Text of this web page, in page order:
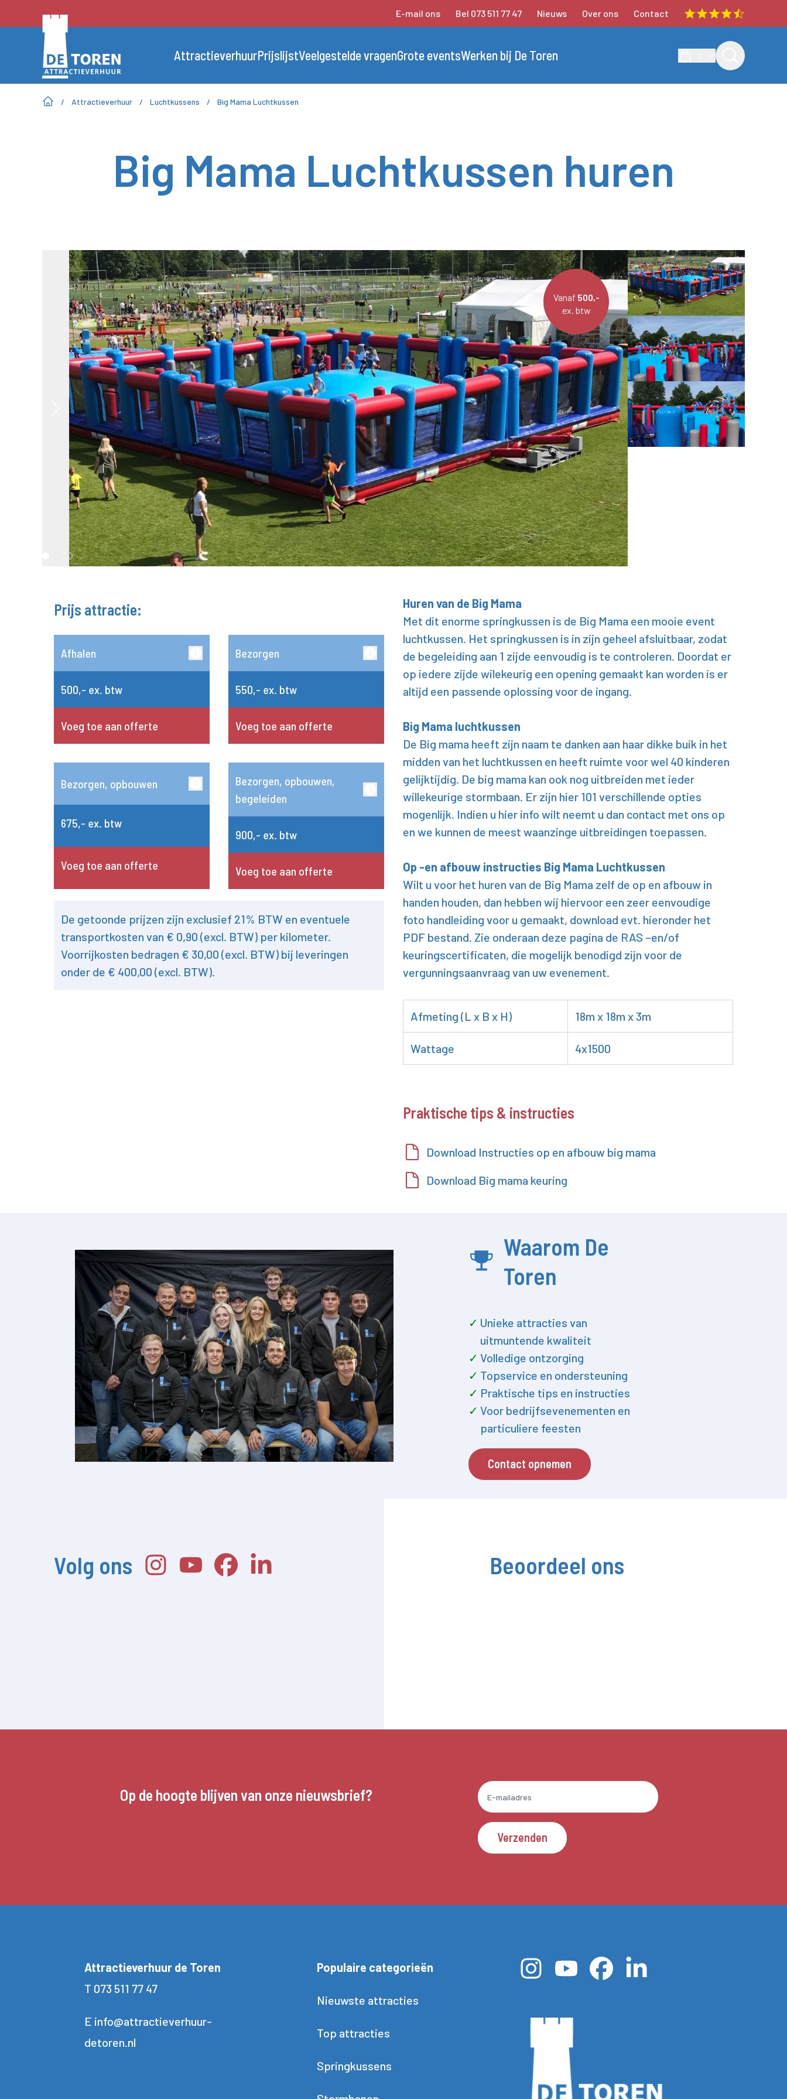
E-mail ons Bel 073 511 77 47 Nieuws Over ons Contact
AttractieverhuurPrijslijstVeelgestelde vragenGrote eventsWerken bij De Toren
/ Attractieverhuur / Luchtkussens / Big Mama Luchtkussen
Big Mama Luchtkussen huren
Vanaf 500,-
ex. btw
Prijs attractie:
Afhalen
500,- ex. btw
Voeg toe aan offerte
Bezorgen
550,- ex. btw
Voeg toe aan offerte
Bezorgen, opbouwen
675,- ex. btw
Voeg toe aan offerte
Bezorgen, opbouwen,
begeleiden
900,- ex. btw
Voeg toe aan offerte
De getoonde prijzen zijn exclusief 21% BTW en eventuele
transportkosten van € 0,90 (excl. BTW) per kilometer.
Voorrijkosten bedragen € 30,00 (excl. BTW) bij leveringen
onder de € 400,00 (excl. BTW).
Huren van de Big Mama
Met dit enorme springkussen is de Big Mama een mooie event
luchtkussen. Het springkussen is in zijn geheel afsluitbaar, zodat
de begeleiding aan 1 zijde eenvoudig is te controleren. Doordat er
op iedere zijde wilekeurig een opening gemaakt kan worden is er
altijd een passende oplossing voor de ingang.
Big Mama luchtkussen
De Big mama heeft zijn naam te danken aan haar dikke buik in het
midden van het luchtkussen en heeft ruimte voor wel 40 kinderen
gelijktijdig. De big mama kan ook nog uitbreiden met ieder
willekeurige stormbaan. Er zijn hier 101 verschillende opties
mogenlijk. Indien u hier info wilt neemt u dan contact met ons op
en we kunnen de meest waanzinge uitbreidingen toepassen.
Op -en afbouw instructies Big Mama Luchtkussen
Wilt u voor het huren van de Big Mama zelf de op en afbouw in
handen houden, dan hebben wij hiervoor een zeer eenvoudige
foto handleiding voor u gemaakt, download evt. hieronder het
PDF bestand. Zie onderaan deze pagina de RAS –en/of
keuringscertificaten, die mogelijk benodigd zijn voor de
vergunningsaanvraag van uw evenement.
Afmeting (L x B x H) 18m x 18m x 3m
Wattage 4x1500
Praktische tips & instructies
Download Instructies op en afbouw big mama
Download Big mama keuring
Waarom De
Toren
Unieke attracties van
uitmuntende kwaliteit
Volledige ontzorging
Topservice en ondersteuning
Praktische tips en instructies
Voor bedrijfsevenementen en
particuliere feesten
Contact opnemen
Volg ons Beoordeel ons
Op de hoogte blijven van onze nieuwsbrief?
Verzenden
Attractieverhuur de Toren
T 073 511 77 47
E info@attractieverhuur-
detoren.nl
Populaire categorieën
Nieuwste attracties
Top attracties
Springkussens